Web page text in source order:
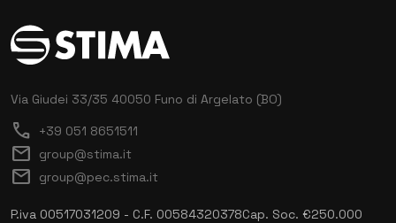
Via Giudei 33/35 40050 Funo di Argelato (BO)
call +39 051 8651511
mail group@stima.it
mail group@pec.stima.it
P.iva 00517031209 - C.F. 00584320378Cap. Soc. €250.000